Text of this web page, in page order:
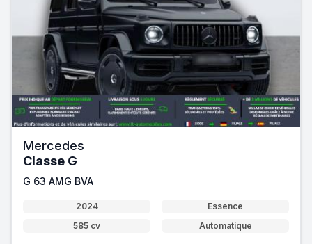
Mercedes
Classe G
G 63 AMG BVA
2024
Essence
585 cv
Automatique